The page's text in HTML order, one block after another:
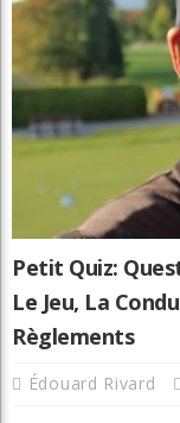
Petit Quiz:
Le Jeu, La
Règlements
Édouard Rivard